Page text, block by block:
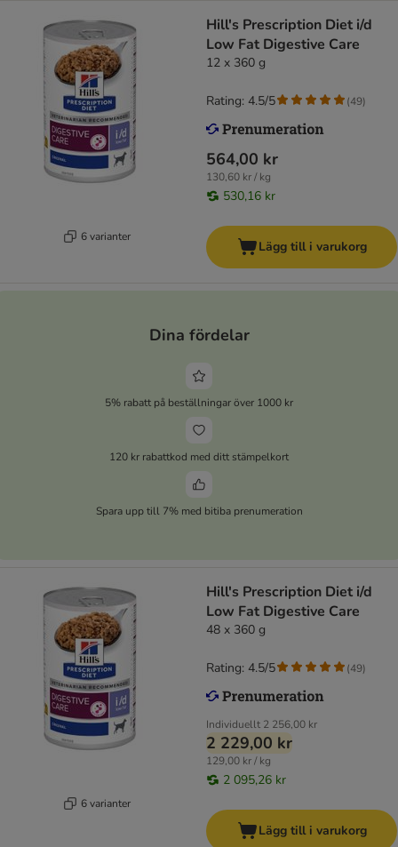
6 varianter
Hill's Prescription Diet i/d
Low Fat Digestive Care
12 x 360 g
564,00 kr
130,60 kr / kg
530,16 kr
Rating: 4.5/5 (49)
Lägg till i varukorg
Dina fördelar
5% rabatt på beställningar över 1000 kr
120 kr rabattkod med ditt stämpelkort
Spara upp till 7% med bitiba prenumeration
6 varianter
Hill's Prescription Diet i/d
Low Fat Digestive Care
48 x 360 g
Individuellt 2 256,00 kr
2 229,00 kr
129,00 kr / kg
2 095,26 kr
Rating: 4.5/5 (49)
Lägg till i varukorg